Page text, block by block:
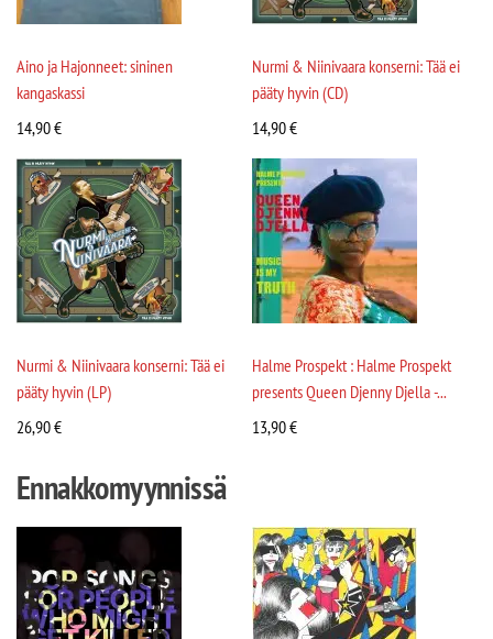
Aino ja Hajonneet: sininen
kangaskassi
14,90€
Nurmi & Niinivaara konserni: Tää ei
pääty hyvin (CD)
14,90€
Nurmi & Niinivaara konserni: Tää ei
pääty hyvin (LP)
26,90€
Halme Prospekt : Halme Prospekt
presents Queen Djenny Djella -...
13,90€
Ennakkomyynnissä